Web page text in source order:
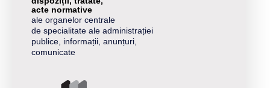
acte normative
ale organelor centrale
de specialitate ale administrației
publice, informații, anunțuri,
comunicate